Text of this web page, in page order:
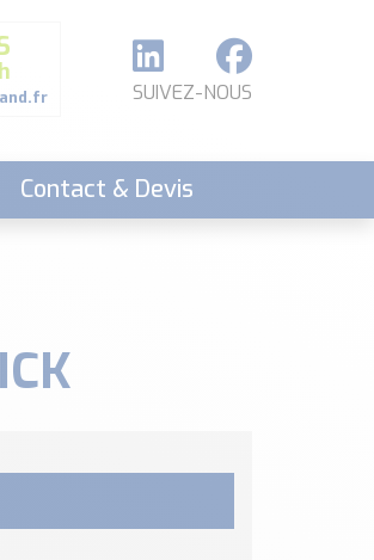
SUIVEZ-NOUS
Contact & Devis